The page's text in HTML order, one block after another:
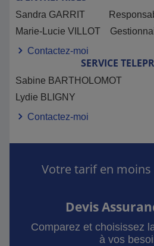
Sandra GARRIT
Marie-Lucie VILLOT
Contactez-moi
SERVICE
Sabine
Lydie BLIGNY
Contactez-moi
Votre tarif en
Devis
Comparez et choisissez
à vos